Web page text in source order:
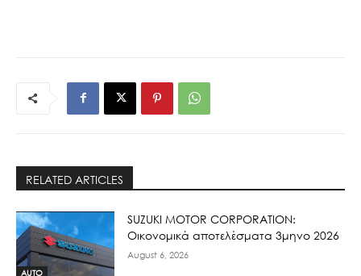
RELATED ARTICLES
AUTO
SUZUKI MOTOR CORPORATION:
Οικονομικά αποτελέσματα 3μηνο 2026
August 6, 2026